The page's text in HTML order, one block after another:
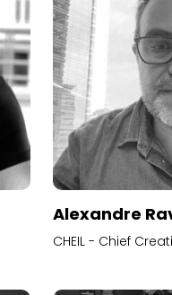
Alexandre
CHEIL - Chief